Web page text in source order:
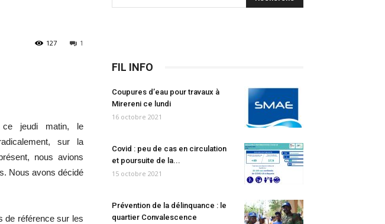
1
127
ce jeudi matin, le
sur la
nous avions
Nous avons décidé
de référence sur les
FIL INFO
Coupures d’eau pour travaux à
Mirereni ce lundi
16 octobre 2021
Covid : peu de cas en circulation
et poursuite de la...
15 octobre 2021
Prévention de la délinquance : le
quartier Convalescence